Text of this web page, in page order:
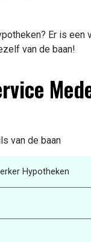
Er is een
van de baan!
van de baan
Hypotheken